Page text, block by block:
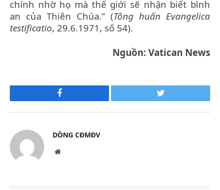
chính nhờ họ mà thế giới sẽ nhận biết bình
an của Thiên Chúa.” (Tông huấn Evangelica
testificatio, 29.6.1971, số 54).
Nguồn: Vatican News
Facebook Twitter
DÒNG CĐMĐV
Website